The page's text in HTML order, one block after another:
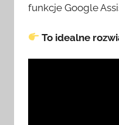
funkcje Google
To idealne